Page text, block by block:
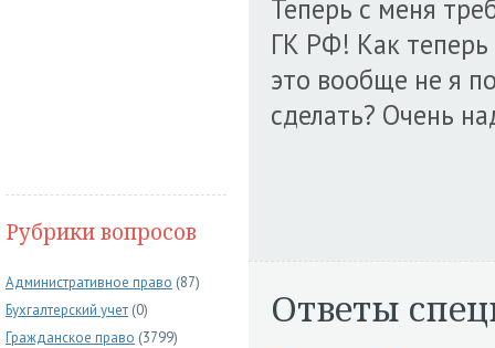
Рубрики вопросов
Административное право (87)
Бухгалтерский учет (0)
Гражданское право (3799)
Теперь с меня
ГК РФ! Как теперь
это вообще не я
сделать? Очень
Ответы